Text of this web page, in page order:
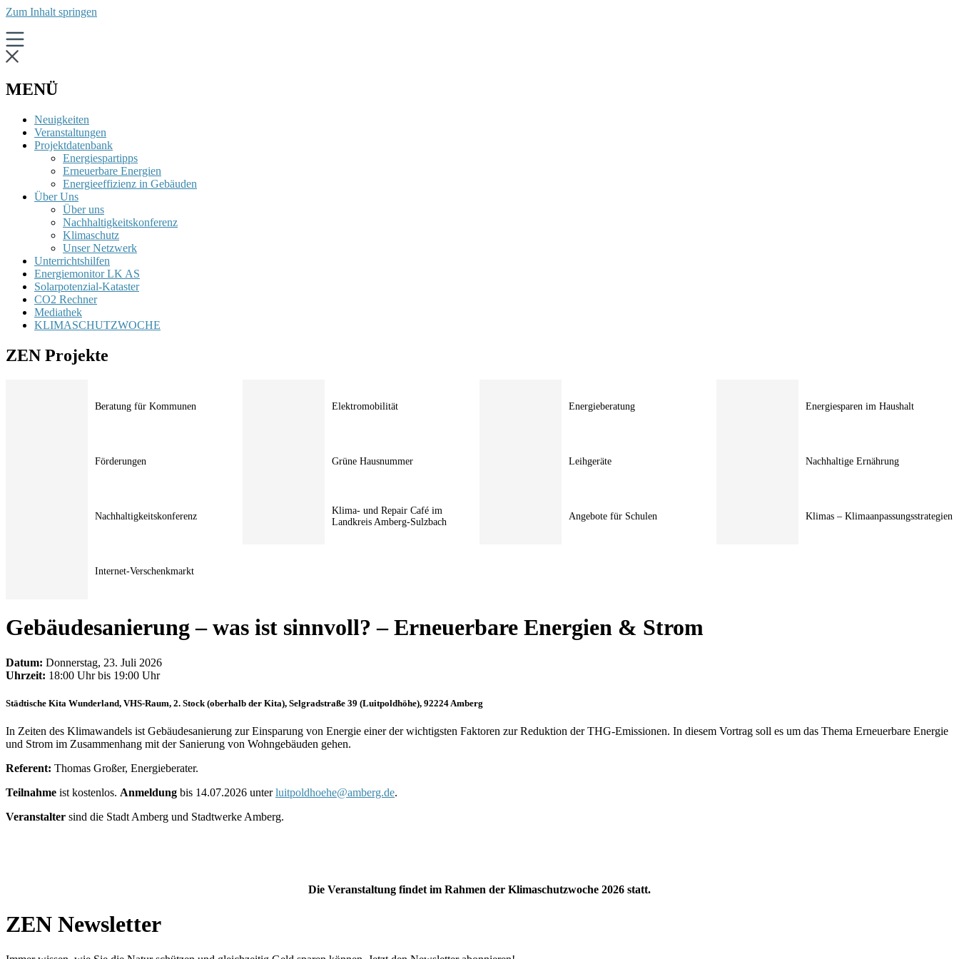
Zum Inhalt springen
MENÜ
Neuigkeiten
Veranstaltungen
Projektdatenbank
Energiespartipps
Erneuerbare Energien
Energieeffizienz in Gebäuden
Über Uns
Über uns
Nachhaltigkeitskonferenz
Klimaschutz
Unser Netzwerk
Unterrichtshilfen
Energiemonitor LK AS
Solarpotenzial-Kataster
CO2 Rechner
Mediathek
KLIMASCHUTZWOCHE
ZEN Projekte
Beratung für Kommunen Elektromobilität Energieberatung Energiesparen im Haushalt
Förderungen Grüne Hausnummer Leihgeräte Nachhaltige Ernährung
Nachhaltigkeitskonferenz
Klima- und Repair Café im
Landkreis Amberg-Sulzbach
Angebote für Schulen Klimas – Klimaanpassungsstrategien
Internet-Verschenkmarkt
Gebäudesanierung – was ist sinnvoll? – Erneuerbare Energien & Strom
Datum: Donnerstag, 23. Juli 2026
Uhrzeit: 18:00 Uhr bis 19:00 Uhr
Städtische Kita Wunderland, VHS-Raum, 2. Stock (oberhalb der Kita), Selgradstraße 39 (Luitpoldhöhe), 92224 Amberg
In Zeiten des Klimawandels ist Gebäudesanierung zur Einsparung von Energie einer der wichtigsten Faktoren zur Reduktion der THG-Emissionen. In diesem Vortrag soll es um das Thema Erneuerbare Energie
und Strom im Zusammenhang mit der Sanierung von Wohngebäuden gehen.
Referent: Thomas Großer, Energieberater.
Teilnahme ist kostenlos. Anmeldung bis 14.07.2026 unterluitpoldhoehe@amberg.de.
Veranstalter sind die Stadt Amberg und Stadtwerke Amberg.
Die Veranstaltung findet im Rahmen der Klimaschutzwoche 2026 statt.
ZEN Newsletter